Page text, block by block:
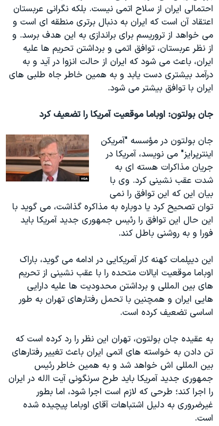
احتمالی ایران از سلاح اتمی نیست. بلکه نگرانی عربستان
اعتقاد آن است که ایران به دنبال برتری منطقه ای است و
می خواهد از تروریسم برای براندازی به این هدف برسد. و
از نظر عربستان، توافق اتمی و برداشتن تحریم ها علیه
ایران، باعث می شود که ایران از حالت انزوا در آید و به
درآمد بیشتری دست یابد و به همین خاطر جاه طلبی های
ایران با توافق بیشتر می شود.
جان بولتون: اوباما موقعیت آمریکا را تضعیف کرد
جان بولتون در مؤسسه "آمریکن
اینترپرایز" می نویسد، آمریکا در
جریان مذاکرات هسته ای به
شدت عقب نشینی کرد. وی با
بیان این که این توافق را نمی
توان تصحیح کرد یا دوباره به مذاکره گذاشت، می گوید با
این حال این توافق را رئیس جمهوری جدید آمریکا باید
فورا و به روشنی باطل کند.
این دیپلمات کهنه کار آمریکایی در ادامه می گوید، باراک
اوباما موقعیت ایالات متحده را با عقب نشینی از تحریم
های بین المللی و برداشتن محدودیت ها علیه دارایی
هایی ایران و همچنین با تحمل رفتارهای تهران به طور
اساسی تضعیف کرده است.
به عقیده جان بولتون، تهران این نظر را رد کرده است که
تن دادن به خواسته های اتمی ایران باعث تغییر رفتارهای
بین المللی اش خواهد شد و به همین خاطر رئیس
جمهوری جدید آمریکا باید طرح سرنگونی آیت اﻟله در ایران
را اجرا کند؛ طرحی که لازم است اجرا شود، اما بطور
غیرضروری به دلیل اشتباهات آقای اوباما پیچیده شده
است.